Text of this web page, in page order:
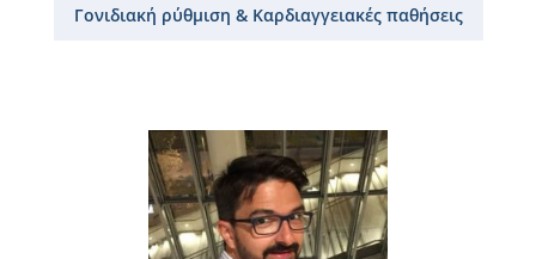
Γονιδιακή ρύθμιση & Καρδιαγγειακές παθήσεις